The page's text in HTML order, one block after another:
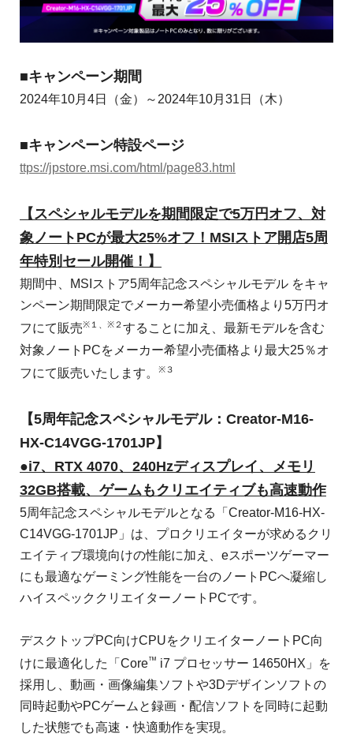
■キャンペーン期間
2024年10月4日（金）～2024年10月31日（木）
■キャンペーン特設ページ
ttps://jpstore.msi.com/html/page83.html
【スペシャルモデルを期間限定で5万円オフ、対
象ノートPCが最大25%オフ！MSIストア開店5周
年特別セール開催！】
期間中、MSIストア5周年記念スペシャルモデル をキャ
ンペーン期間限定でメーカー希望小売価格より5万円オ
フにて販売※１、※２することに加え、最新モデルを含む
対象ノートPCをメーカー希望小売価格より最大25％オ
フにて販売いたします。
※３
【5周年記念スペシャルモデル：Creator-M16-
HX-C14VGG-1701JP】
●i7、RTX 4070、240Hzディスプレイ、メモリ
32GB搭載、ゲームもクリエイティブも高速動作
5周年記念スペシャルモデルとなる「Creator-M16-HX-
C14VGG-1701JP」は、プロクリエイターが求めるクリ
エイティブ環境向けの性能に加え、eスポーツゲーマー
にも最適なゲーミング性能を一台のノートPCへ凝縮し
ハイスペッククリエイターノートPCです。
デスクトップPC向けCPUをクリエイターノートPC向
けに最適化した「Core™ i7 プロセッサー 14650HX」を
採用し、動画・画像編集ソフトや3Dデザインソフトの
同時起動やPCゲームと録画・配信ソフトを同時に起動
した状態でも高速・快適動作を実現。